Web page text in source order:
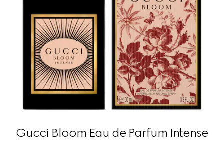
Gucci Bloom Eau de Parfum Intense